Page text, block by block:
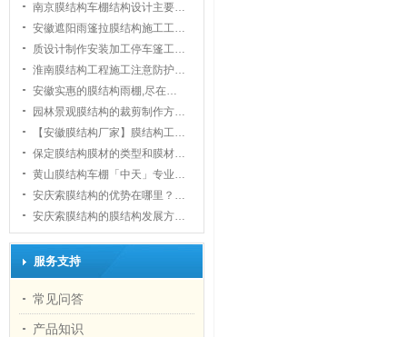
南京膜结构车棚结构设计主要…
安徽遮阳雨篷拉膜结构施工工…
质设计制作安装加工停车篷工…
淮南膜结构工程施工注意防护…
安徽实惠的膜结构雨棚,尽在…
园林景观膜结构的裁剪制作方…
【安徽膜结构厂家】膜结构工…
保定膜结构膜材的类型和膜材…
黄山膜结构车棚「中天」专业…
安庆索膜结构的优势在哪里？…
安庆索膜结构的膜结构发展方…
服务支持
常见问答
产品知识